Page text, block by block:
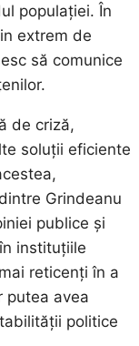
populației. În
extrem de
să comunice
de criză,
soluții eficiente
Grindeanu
publice și
instituțiile
reticenți în a
putea avea
politice